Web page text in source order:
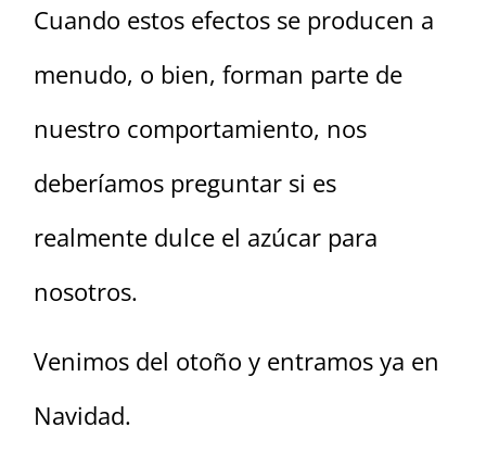
Cuando estos efectos se producen a
menudo, o bien, forman parte de
nuestro comportamiento, nos
deberíamos preguntar si es
realmente dulce el azúcar para
nosotros.
Venimos del otoño y entramos ya en
Navidad.